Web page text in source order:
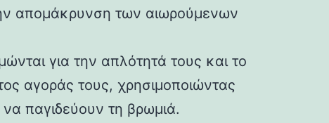
απομάκρυνση των αιωρούμενων
για την απλότητά τους και το
αγοράς τους, χρησιμοποιώντας
παγιδεύουν τη βρωμιά.